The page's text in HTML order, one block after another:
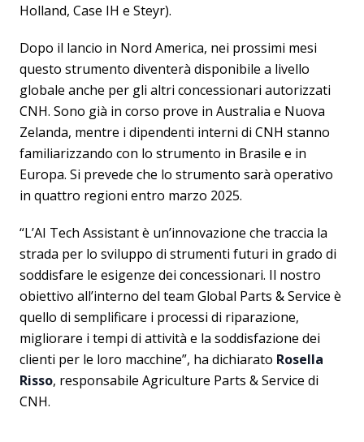
Holland, Case IH e Steyr).
Dopo il lancio in Nord America, nei prossimi mesi
questo strumento diventerà disponibile a livello
globale anche per gli altri concessionari autorizzati
CNH. Sono già in corso prove in Australia e Nuova
Zelanda, mentre i dipendenti interni di CNH stanno
familiarizzando con lo strumento in Brasile e in
Europa. Si prevede che lo strumento sarà operativo
in quattro regioni entro marzo 2025.
“L’AI Tech Assistant è un’innovazione che traccia la
strada per lo sviluppo di strumenti futuri in grado di
soddisfare le esigenze dei concessionari. Il nostro
obiettivo all’interno del team Global Parts & Service è
quello di semplificare i processi di riparazione,
migliorare i tempi di attività e la soddisfazione dei
clienti per le loro macchine”, ha dichiarato Rosella
Risso, responsabile Agriculture Parts & Service di
CNH.